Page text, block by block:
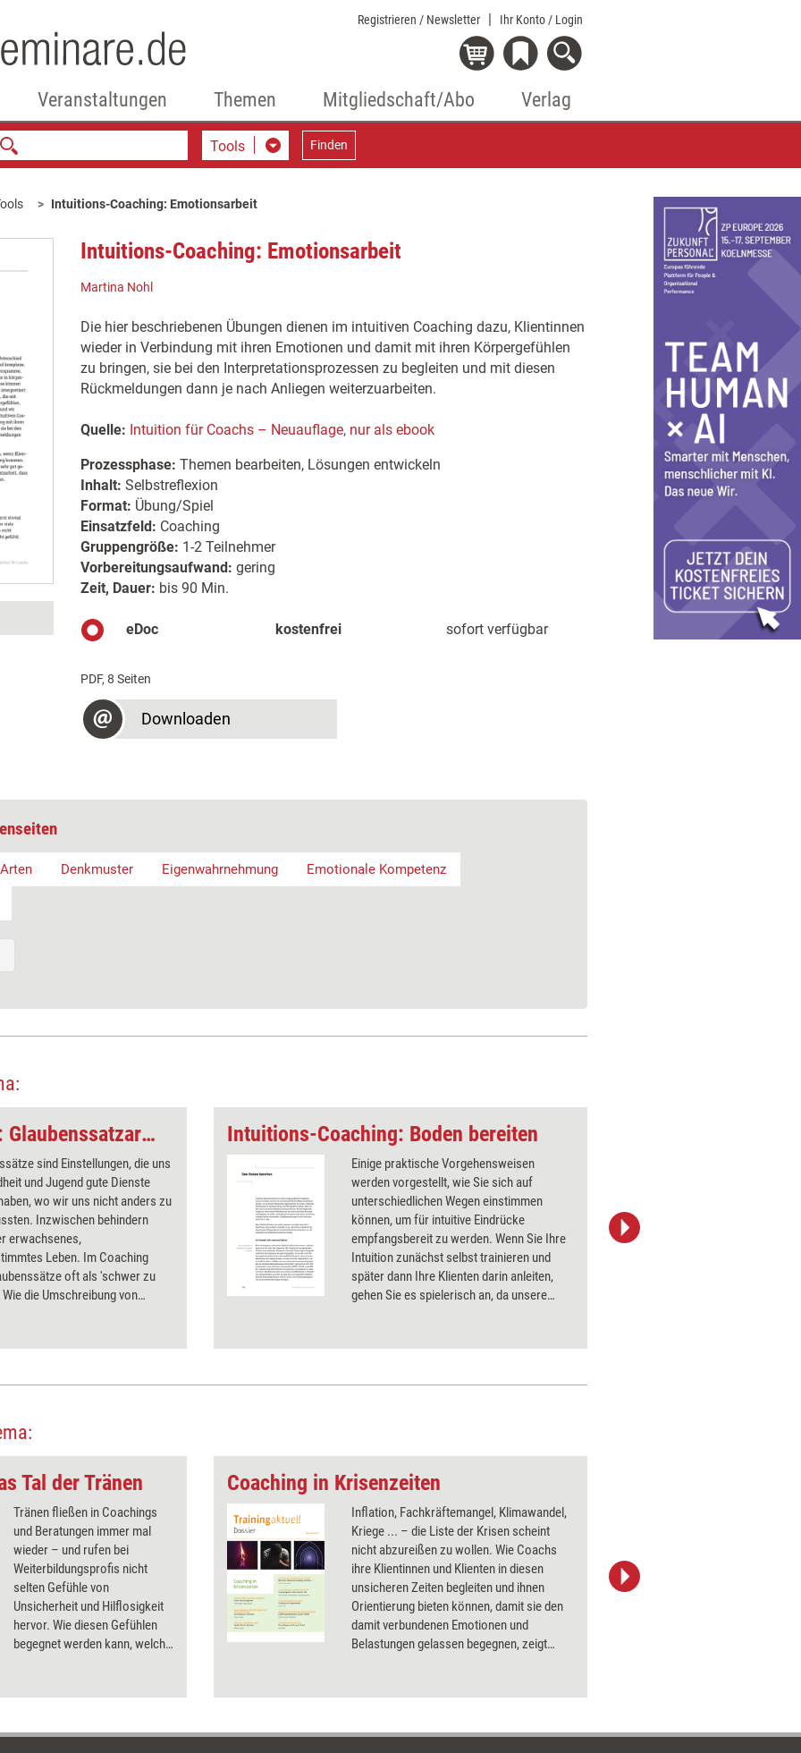
Registrieren / Newsletter Ihr Konto / Login
Veranstaltungen Themen Mitgliedschaft/Abo Verlag
Tools Finden
Intuitions-Coaching: Emotionsarbeit
Intuitions-Coaching: Emotionsarbeit
Martina Nohl
Die hier beschriebenen Übungen dienen im intuitiven Coaching dazu, Klientinnen
wieder in Verbindung mit ihren Emotionen und damit mit ihren Körpergefühlen
zu bringen, sie bei den Interpretationsprozessen zu begleiten und mit diesen
Rückmeldungen dann je nach Anliegen weiterzuarbeiten.
Quelle: Intuition für Coachs – Neuauflage, nur als ebook
Prozessphase: Themen bearbeiten, Lösungen entwickeln
Inhalt: Selbstreflexion
Format: Übung/Spiel
Einsatzfeld: Coaching
Gruppengröße: 1-2 Teilnehmer
Vorbereitungsaufwand: gering
Zeit, Dauer: bis 90 Min.
eDoc kostenfrei sofort verfügbar
PDF, 8 Seiten
Downloaden
Denkmuster Eigenwahrnehmung Emotionale Kompetenz
Intuitions-Coaching: Glaubenssatzarbeit
sind Einstellungen, die uns
und Jugend gute Dienste
wo wir uns nicht anders zu
Inzwischen behindern
erwachsenes,
Leben. Im Coaching
oft als 'schwer zu
die Umschreibung von
Intuitions-Coaching: Boden bereiten
Einige praktische Vorgehensweisen
werden vorgestellt, wie Sie sich auf
unterschiedlichen Wegen einstimmen
können, um für intuitive Eindrücke
empfangsbereit zu werden. Wenn Sie Ihre
Intuition zunächst selbst trainieren und
später dann Ihre Klienten darin anleiten,
gehen Sie es spielerisch an, da unsere
werden.
Tal der Tränen
Tränen fließen in Coachings
und Beratungen immer mal
wieder – und rufen bei
Weiterbildungsprofis nicht
selten Gefühle von
Unsicherheit und Hilflosigkeit
hervor. Wie diesen Gefühlen
begegnet werden kann, welche
weinenden Menschen in
achten ist.
Coaching in Krisenzeiten
Inflation, Fachkräftemangel, Klimawandel,
Kriege ... – die Liste der Krisen scheint
nicht abzureißen zu wollen. Wie Coachs
ihre Klientinnen und Klienten in diesen
unsicheren Zeiten begleiten und ihnen
Orientierung bieten können, damit sie den
damit verbundenen Emotionen und
Belastungen gelassen begegnen, zeigt